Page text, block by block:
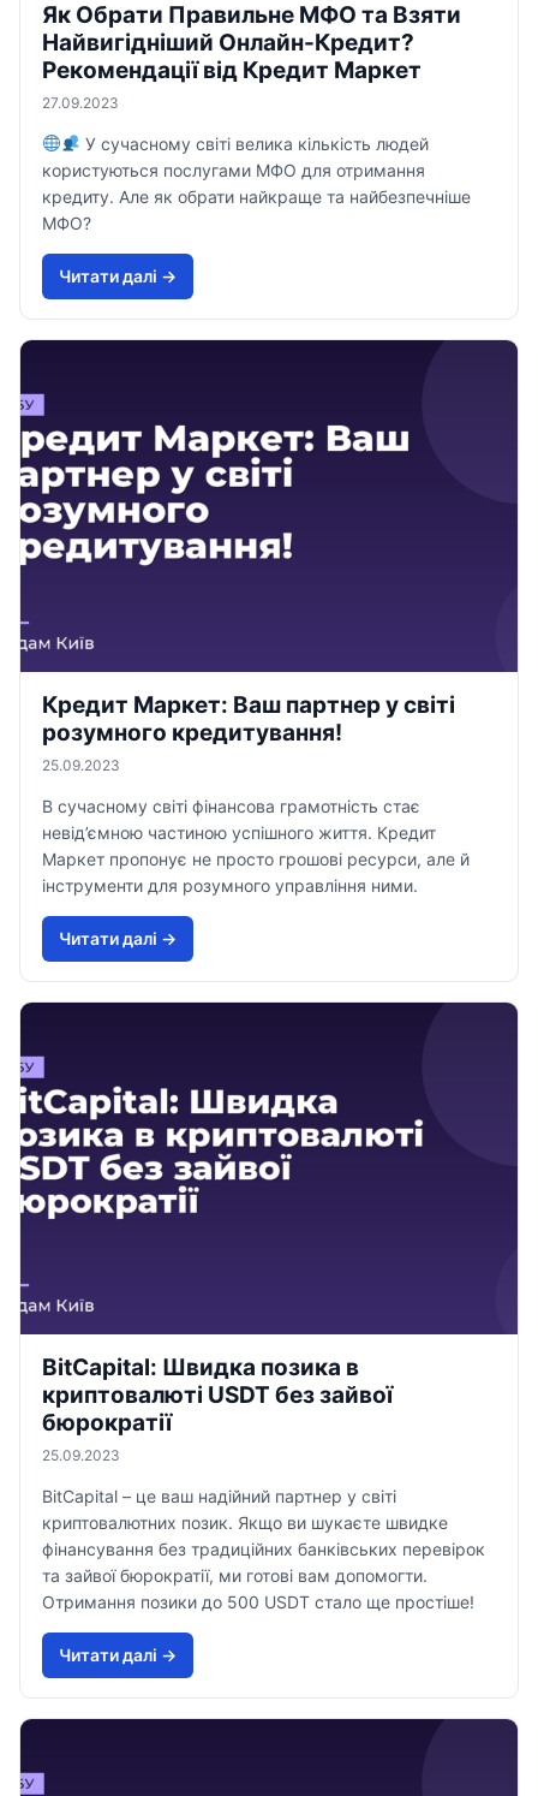
Як Обрати Правильне МФО та Взяти
Найвигідніший Онлайн-Кредит?
Рекомендації від Кредит Маркет
27.09.2023
У сучасному світі велика кількість людей
користуються послугами МФО для отримання
кредиту. Але як обрати найкраще та найбезпечніше
МФО?
Читати далi →
Кредит Маркет: Ваш партнер у світі
розумного кредитування!
25.09.2023
В сучасному світі фінансова грамотність стає
невід’ємною частиною успішного життя. Кредит
Маркет пропонує не просто грошові ресурси, але й
інструменти для розумного управління ними.
Читати далi →
ВіtСаріtal: Швидка позика в
криптовалюті USDT без зайвої
бюрократії
25.09.2023
ВіtСаріtal – це ваш надійний партнер у світі
криптовалютних позик. Якщо ви шукаєте швидке
фінансування без традиційних банківських перевірок
та зайвої бюрократії, ми готові вам допомогти.
Отримання позики до 500 USDT стало ще простіше!
Читати далi →